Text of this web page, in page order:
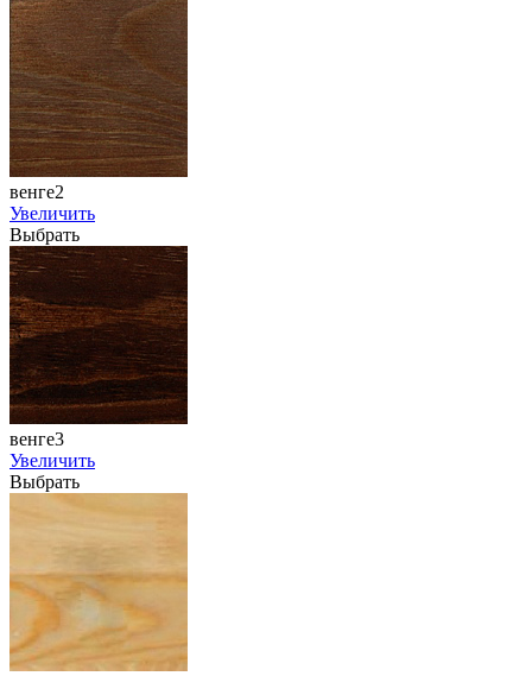
венге2
Увеличить
Выбрать
венге3
Увеличить
Выбрать